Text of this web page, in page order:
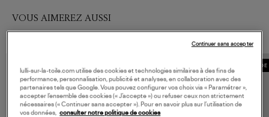
VOUS AIMEREZ AUSSI
lulli-sur-la-toile.com utilise des cookies et technologies similaires à des fins de
performance, personnalisation, publicité et analyses, en collaboration avec des
partenaires tels que Google. Vous pouvez configurer vos choix via « Paramétrer »,
accepter l’ensemble des cookies (« J’accepte ») ou refuser ceux non strictement
nécessaires (« Continuer sans accepter »). Pour en savoir plus sur l’utilisation de
vos données, consulter notre politique de cookies
Continuer sans accepter